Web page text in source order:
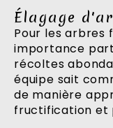
Élagage
Pour les arbres
importance
récoltes
équipe sait
de manière
fructification et